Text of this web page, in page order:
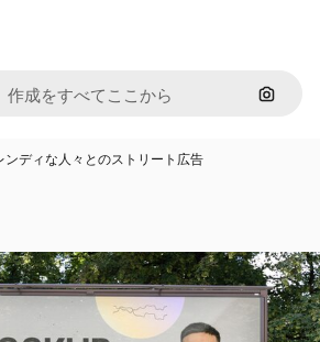
画像で
ンディな人々とのストリート広告